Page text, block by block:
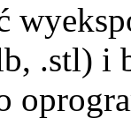
.stl) i